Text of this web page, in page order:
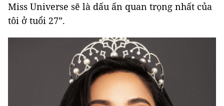
Miss Universe sẽ là dấu ấn quan trọng nhất của
tôi ở tuổi 27”.